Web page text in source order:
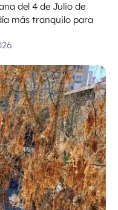
del 4 de Julio de
más tranquilo para